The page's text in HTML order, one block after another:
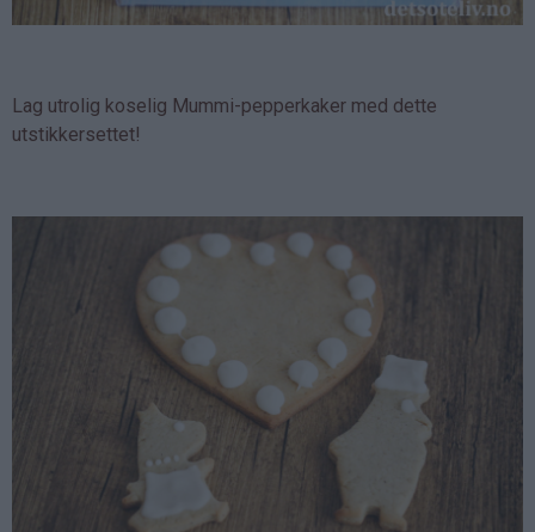
Lag utrolig koselig Mummi-pepperkaker med dette
utstikkersettet!